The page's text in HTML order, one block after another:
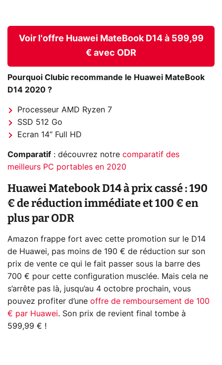
Voir l'offre Huawei MateBook D14 à 599,99
€ avec ODR
Pourquoi Clubic recommande le Huawei MateBook
D14 2020 ?
Processeur AMD Ryzen 7
SSD 512 Go
Ecran 14“ Full HD
Comparatif : découvrez notre comparatif des
meilleurs PC portables en 2020
Huawei Matebook D14 à prix cassé : 190
€ de réduction immédiate et 100 € en
plus par ODR
Amazon frappe fort avec cette promotion sur le D14
de Huawei, pas moins de 190 € de réduction sur son
prix de vente ce qui le fait passer sous la barre des
700 € pour cette configuration musclée. Mais cela ne
s’arrête pas là, jusqu’au 4 octobre prochain, vous
pouvez profiter d’une offre de remboursement de 100
€ par Huawei. Son prix de revient final tombe à
599,99 € !